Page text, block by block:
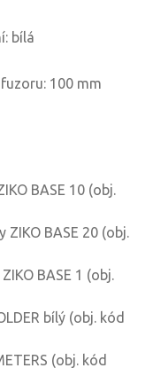
bílá
100 mm
BASE 10 (obj.
BASE 20 (obj.
BASE 1 (obj.
bílý (obj. kód
(obj. kód